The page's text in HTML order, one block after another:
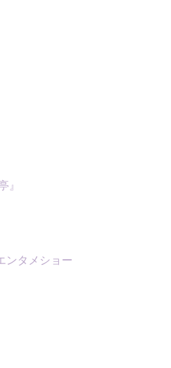
』
ンタメショー